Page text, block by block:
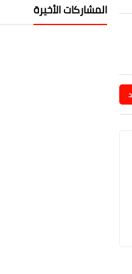
المشاركات الأخيرة